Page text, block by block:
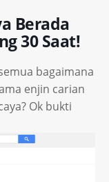
Berada
30 Saat!
bagaimana
enjin carian
Ok bukti